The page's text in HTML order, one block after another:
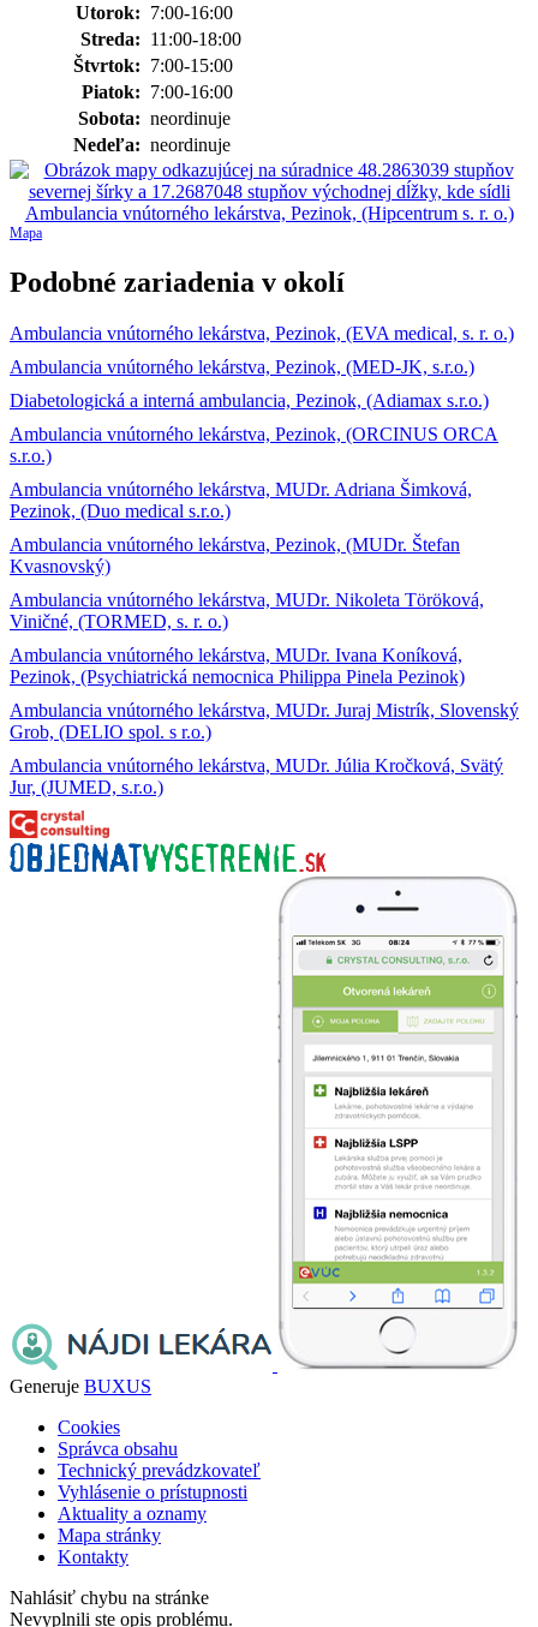
Utorok: 7:00-16:00
Streda: 11:00-18:00
Štvrtok: 7:00-15:00
Piatok: 7:00-16:00
Sobota: neordinuje
Nedeľa: neordinuje
Mapa
Podobné zariadenia v okolí
Ambulancia vnútorného lekárstva, Pezinok, (EVA medical, s. r. o.)
Ambulancia vnútorného lekárstva, Pezinok, (MED-JK, s.r.o.)
Diabetologická a interná ambulancia, Pezinok, (Adiamax s.r.o.)
Ambulancia vnútorného lekárstva, Pezinok, (ORCINUS ORCA
s.r.o.)
Ambulancia vnútorného lekárstva, MUDr. Adriana Šimková,
Pezinok, (Duo medical s.r.o.)
Ambulancia vnútorného lekárstva, Pezinok, (MUDr. Štefan
Kvasnovský)
Ambulancia vnútorného lekárstva, MUDr. Nikoleta Töröková,
Viničné, (TORMED, s. r. o.)
Ambulancia vnútorného lekárstva, MUDr. Ivana Koníková,
Pezinok, (Psychiatrická nemocnica Philippa Pinela Pezinok)
Ambulancia vnútorného lekárstva, MUDr. Juraj Mistrík, Slovenský
Grob, (DELIO spol. s r.o.)
Ambulancia vnútorného lekárstva, MUDr. Júlia Kročková, Svätý
Jur, (JUMED, s.r.o.)
Generuje BUXUS
Cookies
Správca obsahu
Technický prevádzkovateľ
Vyhlásenie o prístupnosti
Aktuality a oznamy
Mapa stránky
Kontakty
Nahlásiť chybu na stránke
Nevyplnili ste opis problému.